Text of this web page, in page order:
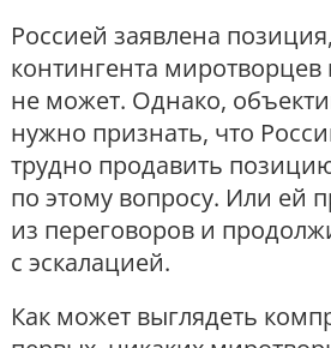
Россией заявлена
контингента
не может. Однако,
нужно признать, что
трудно продавить
по этому вопросу. Или ей
из переговоров и
с эскалацией.
Как может выглядеть